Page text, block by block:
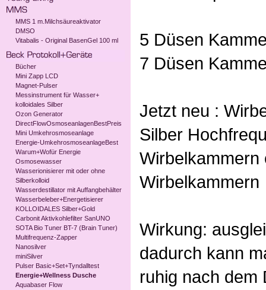
MMS 1 m.Milchsäureaktivator
DMSO
Vitabalis - Original BasenGel 100 ml
Bücher
Mini Zapp LCD
Magnet-Pulser
Messinstrument für Wasser+
kolloidales Silber
Ozon Generator
DirectFlowOsmoseanlagenBestPreis
Mini Umkehrosmoseanlage
Energie-UmkehrosmoseanlageBest
Warum+Wofür Energie
Osmosewasser
Wasserionisierer mit oder ohne
Silberkolloid
Wasserdestillator mit Auffangbehälter
Wasserbeleber+Energetisierer
KOLLOIDALES Silber+Gold
Carbonit Aktivkohlefilter SanUNO
SOTA Bio Tuner BT-7 (Brain Tuner)
Multifrequenz-Zapper
Nanosilver
miniSilver
Pulser Basic+Set+Tyndalltest
Energie+Wellness Dusche
Aquabaser Flow
5 Düsen
7 Düsen
Jetzt neu :
Silber
Wirbelkammern
Wirbelkammern
Wirkung:
dadurch kann
ruhig nach dem